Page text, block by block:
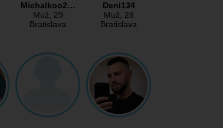
Michalkoo2…
Muž, 29
Bratislava
Deni134
Muž, 28
Bratislava